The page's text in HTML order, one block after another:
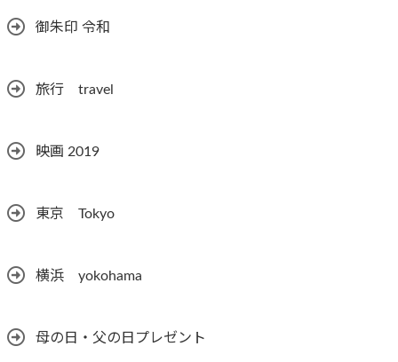
御朱印 令和
旅行 travel
映画 2019
東京 Tokyo
横浜 yokohama
母の日・父の日プレゼント